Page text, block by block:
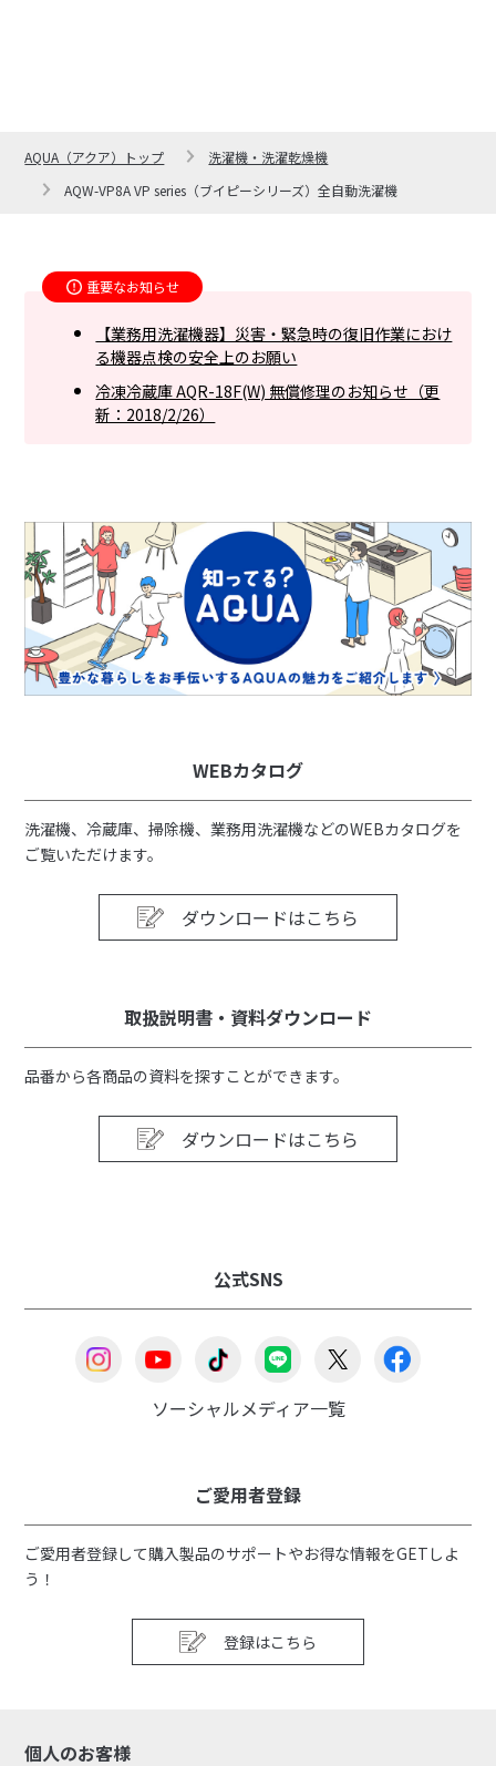
AQUA（アクア）トップ
洗濯機・洗濯乾燥機
AQW-VP8A VP series（ブイピーシリーズ）全自動洗濯機
重要なお知らせ
【業務用洗濯機器】災害・緊急時の復旧作業におけ
る機器点検の安全上のお願い
冷凍冷蔵庫 AQR-18F(W) 無償修理のお知らせ（更
新：2018/2/26）
WEBカタログ
洗濯機、冷蔵庫、掃除機、業務用洗濯機などのWEBカタログを
ご覧いただけます。
ダウンロードはこちら
取扱説明書・資料ダウンロード
品番から各商品の資料を探すことができます。
ダウンロードはこちら
公式SNS
ソーシャルメディア一覧
ご愛用者登録
ご愛用者登録して購入製品のサポートやお得な情報をGETしよ
う！
登録はこちら
個人のお客様